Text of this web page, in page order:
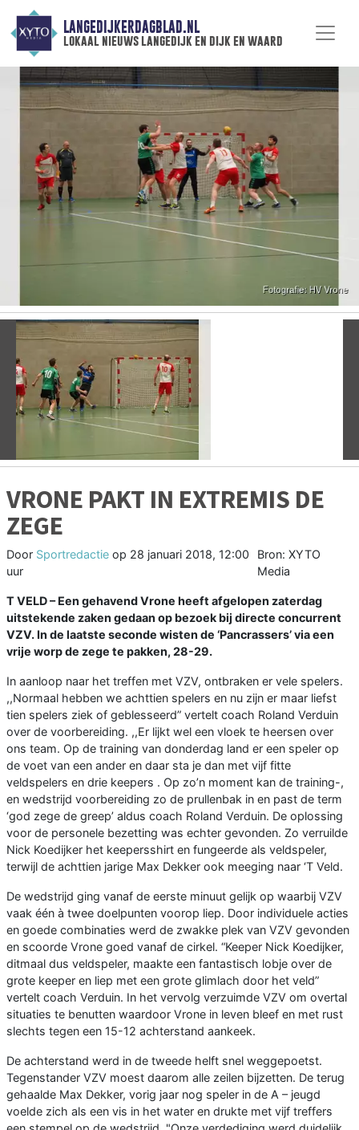
LANGEDIJKERDAGBLAD.NL
lokaal nieuws langedijk en dijk en waard
Vorige
VRONE PAKT IN EXTREMIS DE
ZEGE
Door Sportredactie op 28 januari 2018, 12:00
uur
Bron: XYTO
Media
T VELD – Een gehavend Vrone heeft afgelopen zaterdag
uitstekende zaken gedaan op bezoek bij directe concurrent
VZV. In de laatste seconde wisten de ‘Pancrassers’ via een
vrije worp de zege te pakken, 28-29.
In aanloop naar het treffen met VZV, ontbraken er vele spelers.
,,Normaal hebben we achttien spelers en nu zijn er maar liefst
tien spelers ziek of geblesseerd” vertelt coach Roland Verduin
over de voorbereiding. ,,Er lijkt wel een vloek te heersen over
ons team. Op de training van donderdag land er een speler op
de voet van een ander en daar sta je dan met vijf fitte
veldspelers en drie keepers . Op zo’n moment kan de training-,
en wedstrijd voorbereiding zo de prullenbak in en past de term
‘god zege de greep’ aldus coach Roland Verduin. De oplossing
voor de personele bezetting was echter gevonden. Zo verruilde
Nick Koedijker het keepersshirt en fungeerde als veldspeler,
terwijl de achttien jarige Max Dekker ook meeging naar ‘T Veld.
De wedstrijd ging vanaf de eerste minuut gelijk op waarbij VZV
vaak één à twee doelpunten voorop liep. Door individuele acties
en goede combinaties werd de zwakke plek van VZV gevonden
en scoorde Vrone goed vanaf de cirkel. “Keeper Nick Koedijker,
ditmaal dus veldspeler, maakte een fantastisch lobje over de
grote keeper en liep met een grote glimlach door het veld”
vertelt coach Verduin. In het vervolg verzuimde VZV om overtal
situaties te benutten waardoor Vrone in leven bleef en met rust
slechts tegen een 15-12 achterstand aankeek.
De achterstand werd in de tweede helft snel weggepoetst.
Tegenstander VZV moest daarom alle zeilen bijzetten. De terug
gehaalde Max Dekker, vorig jaar nog speler in de A – jeugd
voelde zich als een vis in het water en drukte met vijf treffers